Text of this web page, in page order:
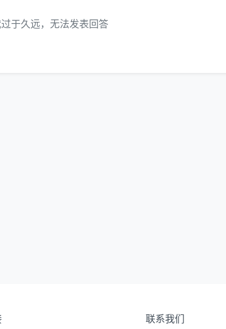
于久远，无法发表回答
联系我们